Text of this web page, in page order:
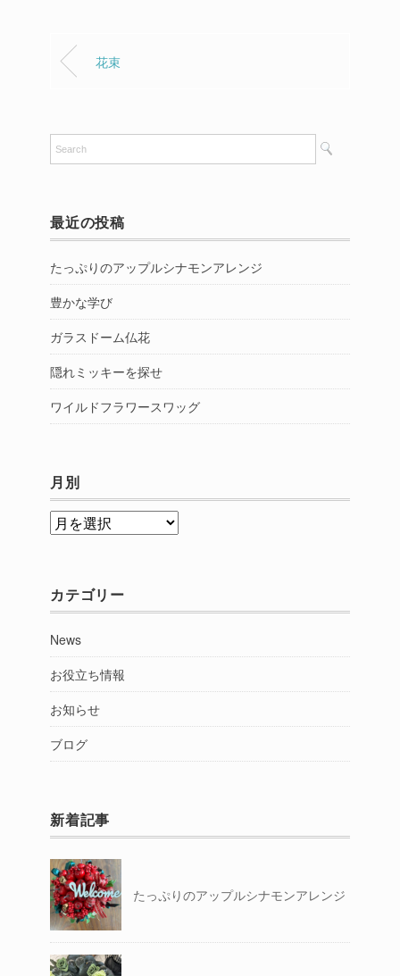
花束
最近の投稿
たっぷりのアップルシナモンアレンジ
豊かな学び
ガラスドーム仏花
隠れミッキーを探せ
ワイルドフラワースワッグ
月別
月
カテゴリー
News
お役立ち情報
お知らせ
ブログ
新着記事
たっぷりのアップルシナモンアレンジ